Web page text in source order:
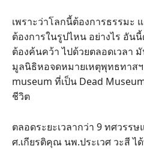
เพราะว่าโลกนี้ต้องการธรรมะ
ต้องการในรูปไหน อย่างไร อัน
ต้องค้นคว้า ไปด้วยตลอดเวลา
มูลนิธิหอจดหมายเหตุพุทธทาส
museum ที่เป็น Dead
ชีวิต
ตลอดระยะเวลากว่า 9 ทศวรร
ศ.เกียรติคุณ นพ.ประเวศ วะสี ไ